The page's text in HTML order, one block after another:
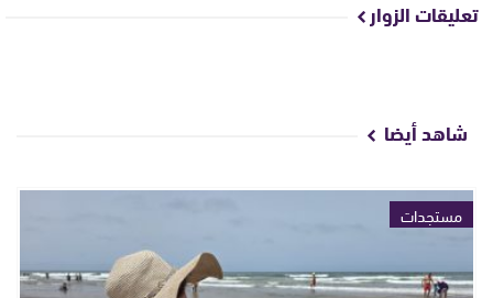
تعليقات الزوار
شاهد أيضا
مستجدات